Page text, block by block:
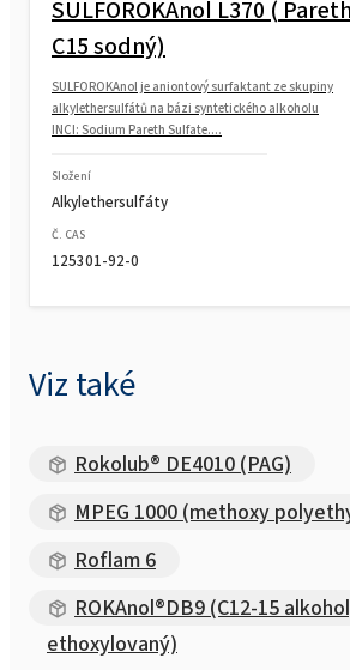
SULFOROKAnol L370 (
C15 sodný)
SULFOROKAnol je aniontový surfaktant ze skupiny
alkylethersulfátů na bázi syntetického alkoholu
INCI: Sodium Pareth Sulfate....
Složení
Alkylethersulfáty
Č. CAS
125301-92-0
Viz také
Rokolub® DE4010 (PAG)
MPEG 1000 (methoxy
Roflam 6
ROKAnol®DB9 (C12-15
ethoxylovaný)